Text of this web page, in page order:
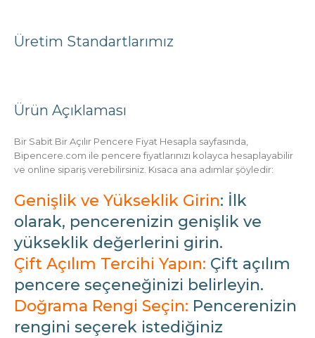
Ürün Açıklaması
Bir Sabit Bir Açılır Pencere Fiyat Hesapla sayfasında,
Bipencere.com ile pencere fiyatlarınızı kolayca hesaplayabilir
ve online sipariş verebilirsiniz. Kısaca ana adımlar şöyledir:
Genişlik ve Yükseklik Girin: İlk
olarak, pencerenizin genişlik ve
yükseklik değerlerini girin.
Çift Açılım Tercihi Yapın: Çift açılım
pencere seçeneğinizi belirleyin.
Doğrama Rengi Seçin: Pencerenizin
rengini seçerek istediğiniz
Üretim Standartlarımız